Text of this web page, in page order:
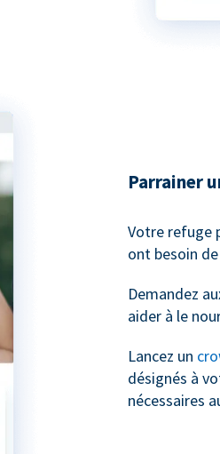
Parrainer
Votre refuge
ont besoin
Demandez
aider à le
Lancez un
désignés à
nécessaires